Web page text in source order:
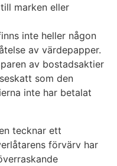
marken eller
inte heller någon
av värdepapper.
av bostadsaktier
som den
inte har betalat
tecknar ett
förvärv har